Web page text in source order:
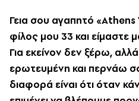
Γεια σου αγαπητό «Athens
φίλος μου 33 και είμαστε
Για εκείνον δεν ξέρω,
ερωτευμένη και περνάω
διαφορά είναι ότι όταν